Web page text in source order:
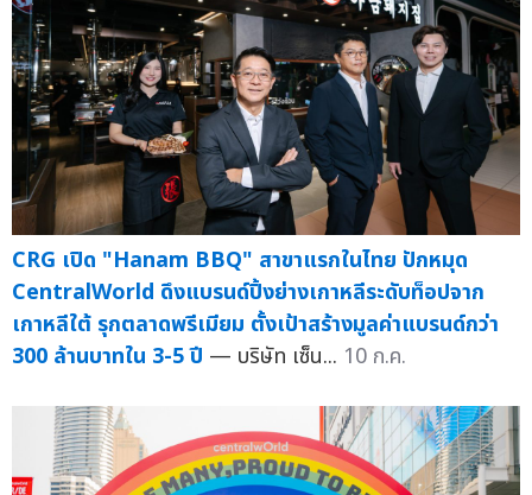
CRG เปิด "Hanam BBQ" สาขาแรกในไทย ปักหมุด
CentralWorld ดึงแบรนด์ปิ้งย่างเกาหลีระดับท็อปจาก
เกาหลีใต้ รุกตลาดพรีเมียม ตั้งเป้าสร้างมูลค่าแบรนด์กว่า
300 ล้านบาทใน 3-5 ปี — บริษัท เซ็น... 10 ก.ค.